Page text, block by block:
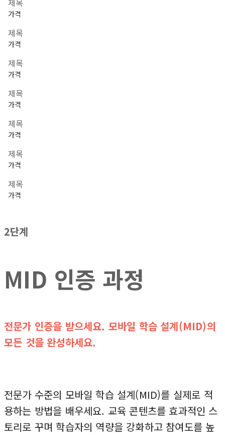
가격
제목
가격
제목
가격
제목
가격
제목
가격
제목
가격
제목
가격
2단계
MID 인증 과정
전문가 인증을 받으세요. 모바일 학습 설계(MID)의
모든 것을 완성하세요.
전문가 수준의 모바일 학습 설계(MID)를 실제로 적
용하는 방법을 배우세요. 교육 콘텐츠를 효과적인 스
토리로 꾸며 학습자의 역량을 강화하고 참여도를 높